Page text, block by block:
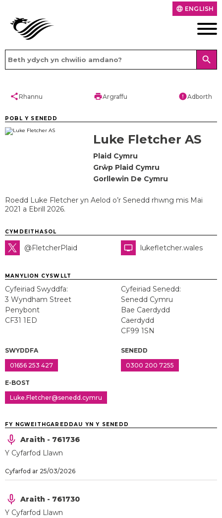
language ENGLISH
search
shareRhannu printArgraffu errorAdborth
POBL Y SENEDD
Luke Fletcher AS
Plaid Cymru
Grŵp Plaid Cymru
Gorllewin De Cymru
Roedd Luke Fletcher yn Aelod o’r Senedd rhwng mis Mai
2021 a Ebrill 2026.
CYMDEITHASOL
@FletcherPlaid lukefletcher.wales
MANYLION CYSWLLT
Cyfeiriad Swyddfa:
3 Wyndham Street
Penybont
CF31 1ED
SWYDDFA
01656 253 427
Cyfeiriad Senedd:
Senedd Cymru
Bae Caerdydd
Caerdydd
CF99 1SN
SENEDD
0300 200 7255
E-BOST
Luke.Fletcher@senedd.cymru
FY NGWEITHGAREDDAU YN Y SENEDD
Araith - 761736
Y Cyfarfod Llawn
Cyfarfod ar 25/03/2026
Araith - 761730
Y Cyfarfod Llawn